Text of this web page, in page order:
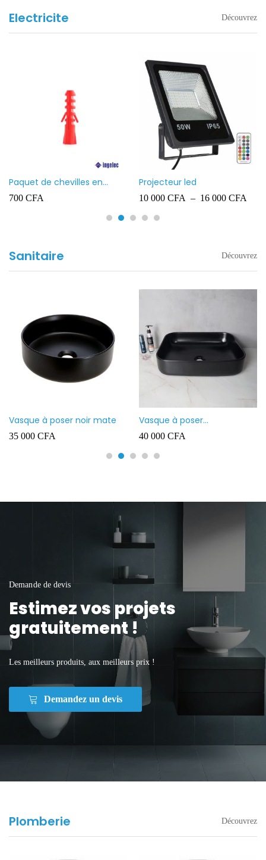
Electricite Découvrez
Paquet de chevilles en
plastique Ingelec – 8
700 CFA
Projecteur led
10 000 CFA – 16 000 CFA
Sanitaire Découvrez
Vasque à poser noir mate
35 000 CFA
Vasque à poser
rectangulaire noir mate
40 000 CFA
Demande de devis
Estimez vos projets
gratuitement !
Les meilleurs produits, aux meilleurs prix !
Demandez un devis
Plomberie Découvrez